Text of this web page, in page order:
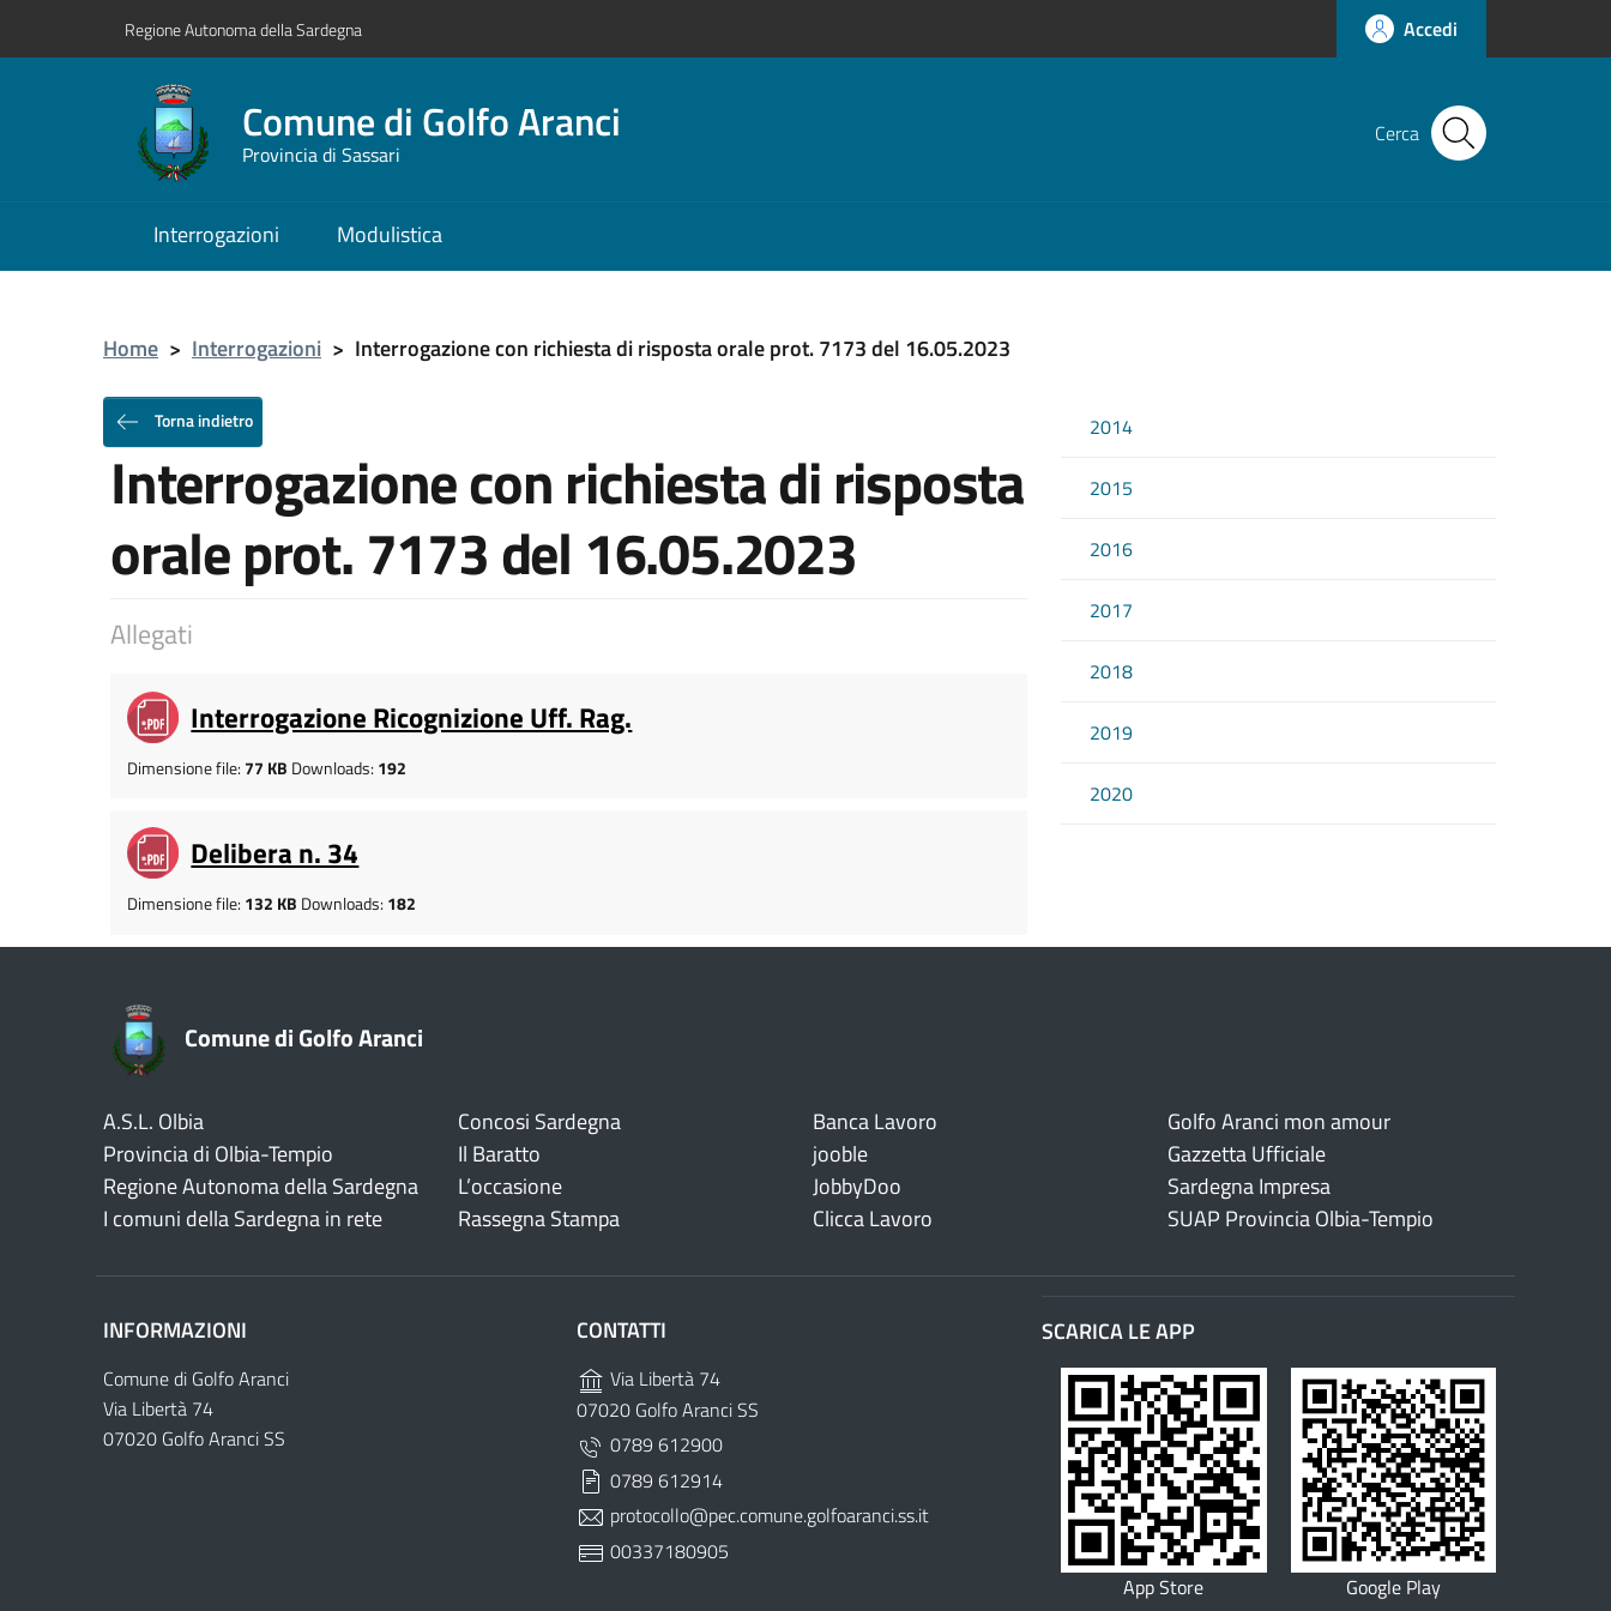
Regione Autonoma della Sardegna Accedi
Comune di Golfo Aranci
Provincia di Sassari
Cerca
Interrogazioni Modulistica
Home > Interrogazioni > Interrogazione con richiesta di risposta orale prot. 7173 del 16.05.2023
Torna indietro
Interrogazione con richiesta di risposta
orale prot. 7173 del 16.05.2023
Allegati
Interrogazione Ricognizione Uff. Rag.
Dimensione file: 77 KB Downloads: 192
Delibera n. 34
Dimensione file: 132 KB Downloads: 182
2014
2015
2016
2017
2018
2019
2020
Comune di Golfo Aranci
A.S.L. Olbia
Provincia di Olbia-Tempio
Regione Autonoma della Sardegna
I comuni della Sardegna in rete
Concosi Sardegna
Il Baratto
L’occasione
Rassegna Stampa
Banca Lavoro
jooble
JobbyDoo
Clicca Lavoro
Golfo Aranci mon amour
Gazzetta Ufficiale
Sardegna Impresa
SUAP Provincia Olbia-Tempio
INFORMAZIONI
Comune di Golfo Aranci
Via Libertà 74
07020 Golfo Aranci SS
CONTATTI
Via Libertà 74
07020 Golfo Aranci SS
0789 612900
0789 612914
protocollo@pec.comune.golfoaranci.ss.it
00337180905
SCARICA LE APP
App Store Google Play